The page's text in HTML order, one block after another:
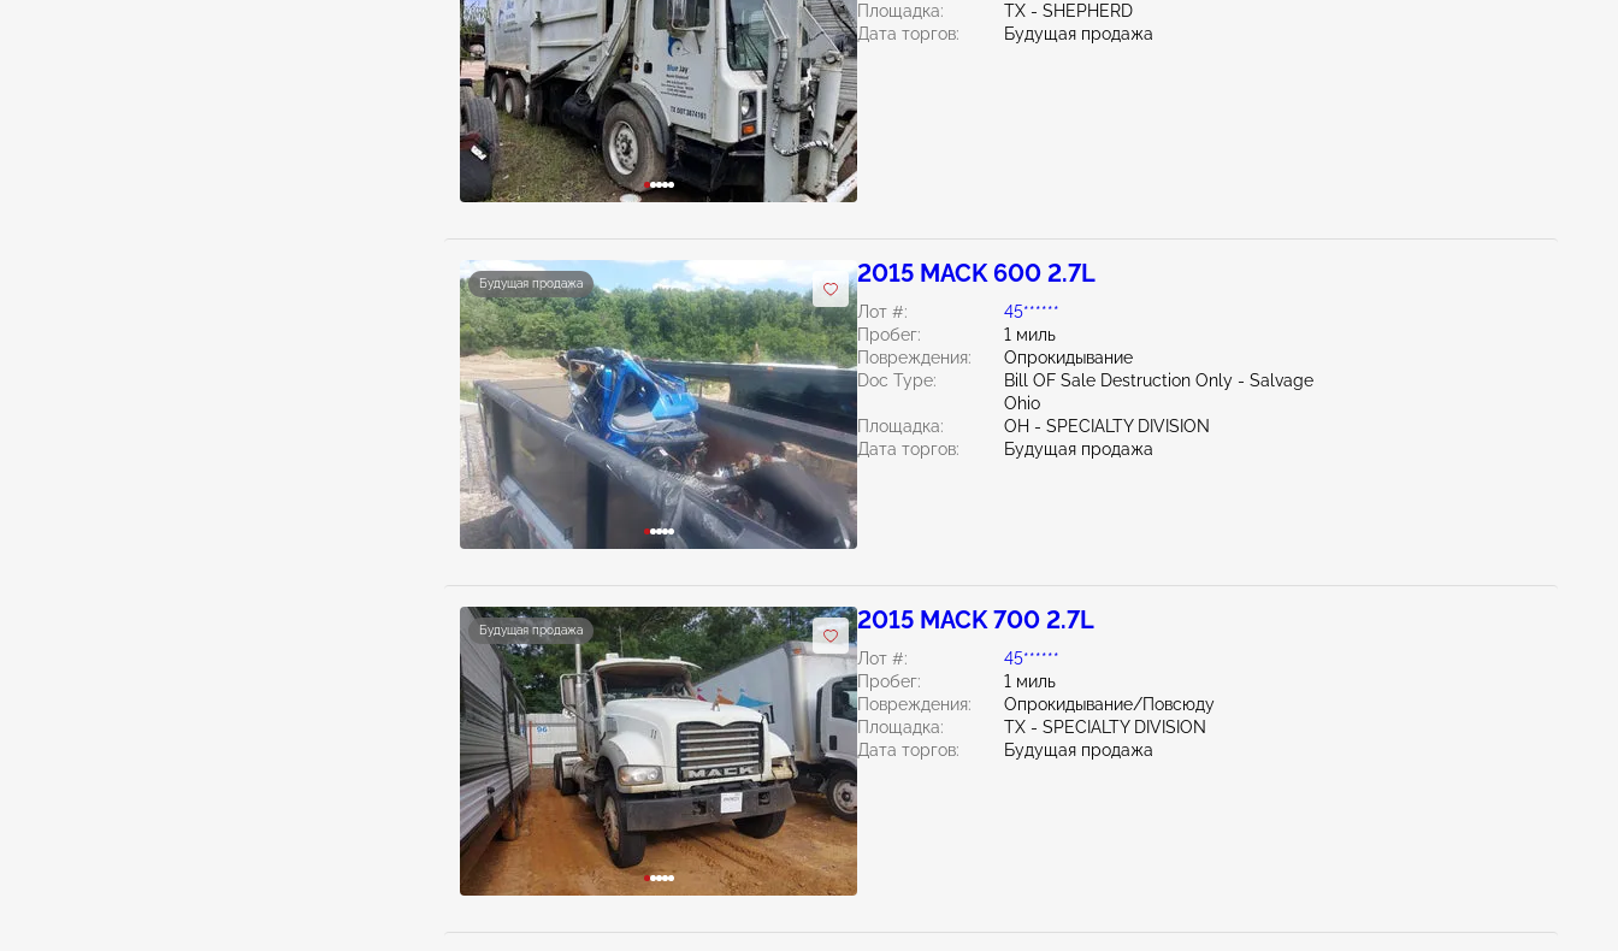
Площадка:
TX - SHEPHERD
Дата торгов:
Будущая продажа
Будущая продажа 2015 MACK 600 2.7L
Лот #:
45******
Пробег:
1 миль
Повреждения:
Опрокидывание
Doc Type:
Bill OF Sale Destruction Only - Salvage
Ohio
Площадка:
OH - SPECIALTY DIVISION
Дата торгов:
Будущая продажа
Будущая продажа 2015 MACK 700 2.7L
Лот #:
45******
Пробег:
1 миль
Повреждения:
Опрокидывание/Повсюду
Площадка:
TX - SPECIALTY DIVISION
Дата торгов:
Будущая продажа